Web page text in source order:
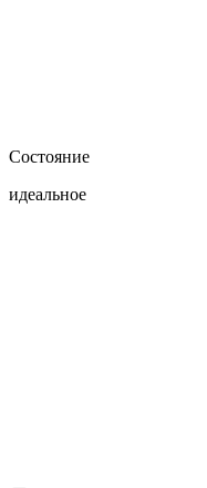
Состояние
идеальное